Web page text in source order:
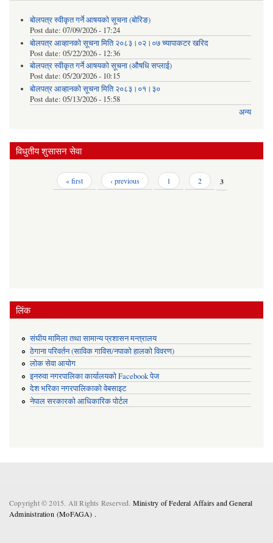
बोलपत्र स्वीकृत गर्ने आषयको सूचना (बोरिङ)
Post date: 07/09/2026 - 17:24
बोलपत्र आव्हानको सूचना मिति २०८३।०२।०७ च्यापाकटर खरिद
Post date: 05/22/2026 - 12:36
बोलपत्र स्वीकृत गर्ने आषयको सूचना (औषधि सप्लाई)
Post date: 05/20/2026 - 10:15
बोलपत्र आव्हानको सूचना मिति २०८३।०१।३०
Post date: 05/13/2026 - 15:58
अन्य
विधुतीय शुसासन सेवा
« first ‹ previous 1 2 3
लिंक
संघीय मामिला तथा सामान्य प्रशासन मन्त्रालय
ठेगाना परिवर्तन (साविक गाविस/नपाको हालको विवरण)
लोक सेवा आयोग
इनरुवा नगरपालिका कार्यालयको Facebook पेज
देश भरिका नगरपालिकाको वेबसाइट
नेपाल सरकारको आधिकारिक पोर्टल
Copyright © 2015. All Rights Reserved. Ministry of Federal Affairs and General
Administration (MoFAGA) .